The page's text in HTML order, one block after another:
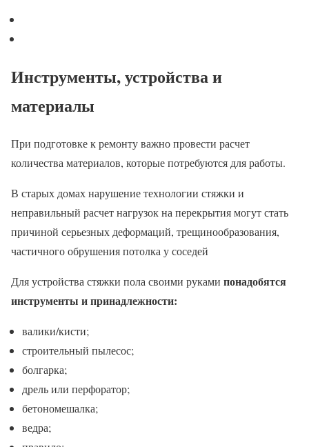
Инструменты, устройства и
материалы
При подготовке к ремонту важно провести расчет
количества материалов, которые потребуются для работы.
В старых домах нарушение технологии стяжки и
неправильный расчет нагрузок на перекрытия могут стать
причиной серьезных деформаций, трещинообразования,
частичного обрушения потолка у соседей
Для устройства стяжки пола своими руками понадобятся
инструменты и принадлежности:
валики/кисти;
строительный пылесос;
болгарка;
дрель или перфоратор;
бетономешалка;
ведра;